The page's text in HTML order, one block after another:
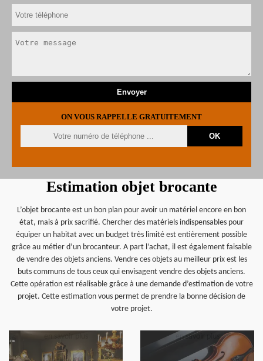
ON VOUS RAPPELLE GRATUITEMENT
Estimation objet brocante
L’objet brocante est un bon plan pour avoir un matériel encore en bon
état, mais à prix sacrifié. Chercher des matériels indispensables pour
équiper un habitat avec un budget très limité est entièrement possible
grâce au métier d’un brocanteur. A part l’achat, il est également faisable
de vendre des objets anciens. Vendre ces objets au meilleur prix est les
buts communs de tous ceux qui envisagent vendre des objets anciens.
Cette opération est réalisable grâce à une demande d’estimation de votre
projet. Cette estimation vous permet de prendre la bonne décision de
votre projet.
en savoir plus en savoir plus